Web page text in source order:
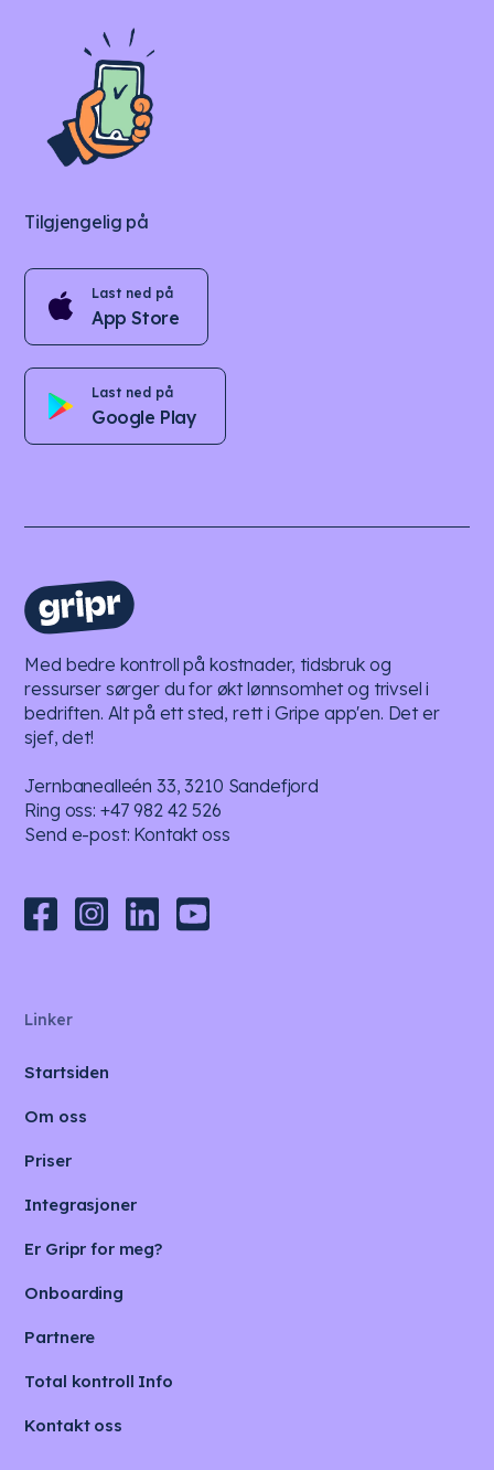
Tilgjengelig på
Last ned på
App Store
Last ned på
Google Play
Med bedre kontroll på kostnader, tidsbruk og
ressurser sørger du for økt lønnsomhet og trivsel i
bedriften. Alt på ett sted, rett i Gripe app'en. Det er
sjef, det!
Jernbanealleén 33, 3210 Sandefjord
Ring oss: +47 982 42 526
Send e-post: Kontakt oss
Linker
Startsiden
Om oss
Priser
Integrasjoner
Er Gripr for meg?
Onboarding
Partnere
Total kontroll Info
Kontakt oss